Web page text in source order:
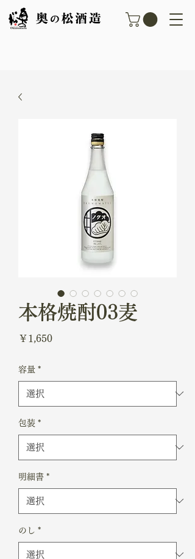
本格焼酎03麦
￥1,650価
容量 *
包装 *
明細書 *
のし *